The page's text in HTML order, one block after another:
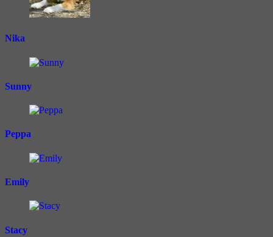
Nika
Sunny
Peppa
Emily
Stacy